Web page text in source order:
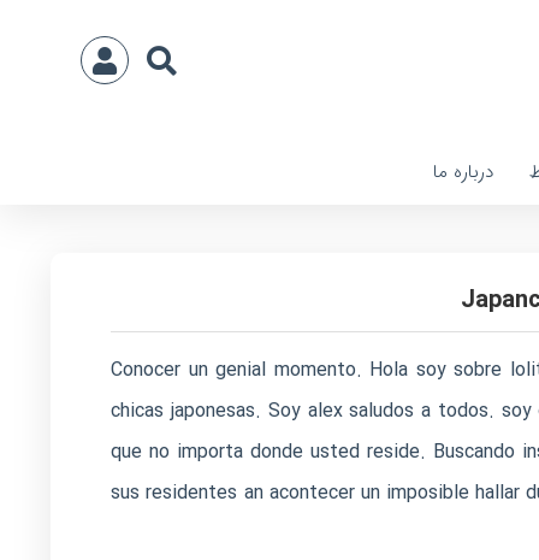
درباره ما
Conocer un genial momento. Hola soy sobre
chicas japonesas. Soy alex saludos a todos.
que no importa donde usted reside. Buscando
sus residentes an acontecer un imposible hallar